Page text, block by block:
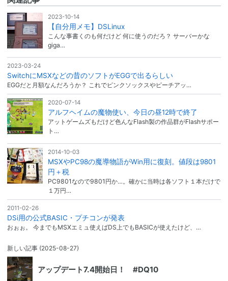
2023-10-14
【自分用メモ】DSLinux
こんな事書くのも何だけど 何に使うのだろ？ サーバーかな
giga…
2023-03-24
SwitchにMSXなどの昔のソフトがEGGで出るらしい
EGGだと月額なんだろうか？ これでピンクソックスやピーチアッ…
2020-07-14
アルフヘイムの魔物使い、今日の昼12時で終了
アットゲームズもだけど色んなFlash製の作品群がFlashサポー
ト…
2014-10-03
MSXやPC98の魔導物語がWin用に復刻。値段は9801
円＋税
PC9801なので9801円か…。確かに当時は各ソフト１本だけで
１万円…
2011-02-26
DSi用の公式BASIC・プチコンが発表
おぉぉ。 今までもMSXエミュ使えばDS上でもBASICが使えたけど、…
新しい記事 (2025-08-27)
アップデート7.4開始日！ #DQ10